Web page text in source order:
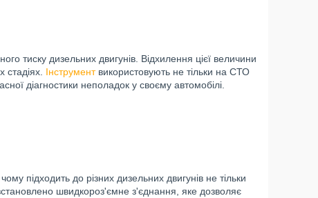
тиску дизельних двигунів. Відхилення цієї величини
Інструментвикористовують не тільки на СТО
діагностики неполадок у своєму автомобілі.
підходить до різних дизельних двигунів не тільки
швидкороз'ємне з'єднання, яке дозволяє